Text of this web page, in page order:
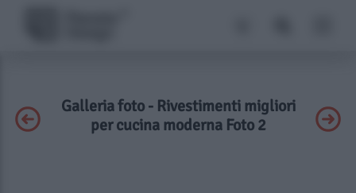
Galleria foto - Rivestimenti migliori
per cucina moderna Foto 2